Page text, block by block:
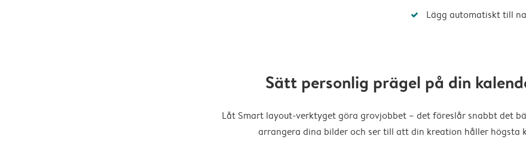
Lägg automatiskt till
Sätt personlig prägel på din
Låt Smart layout-verktyget göra grovjobbet – det föreslår snabbt det
arrangera dina bilder och ser till att din kreation håller högsta